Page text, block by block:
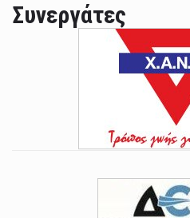
Συνεργάτες